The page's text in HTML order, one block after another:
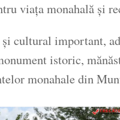
viața monahală și
cultural important,
istoric,
monahale din